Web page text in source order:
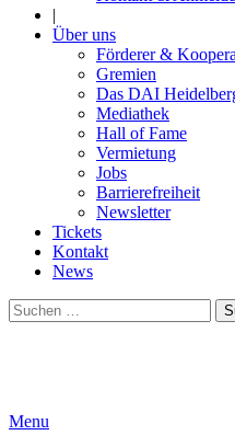
|
Über uns
Förderer &
Gremien
Das DAI
Mediathek
Hall of Fame
Vermietung
Jobs
Barrierefreiheit
Newsletter
Tickets
Kontakt
News
Suchen
nach:
Menu